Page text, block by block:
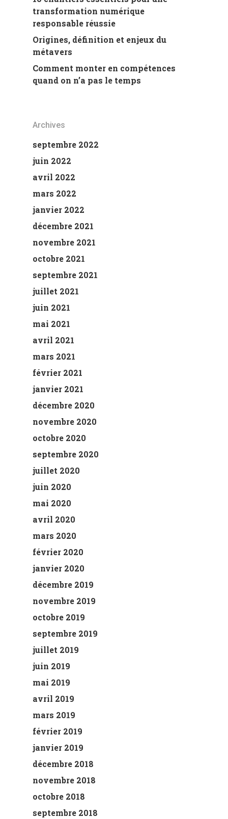
transformation numérique
responsable réussie
Origines, définition et enjeux du
métavers
Comment monter en compétences
quand on n’a pas le temps
Archives
septembre 2022
juin 2022
avril 2022
mars 2022
janvier 2022
décembre 2021
novembre 2021
octobre 2021
septembre 2021
juillet 2021
juin 2021
mai 2021
avril 2021
mars 2021
février 2021
janvier 2021
décembre 2020
novembre 2020
octobre 2020
septembre 2020
juillet 2020
juin 2020
mai 2020
avril 2020
mars 2020
février 2020
janvier 2020
décembre 2019
novembre 2019
octobre 2019
septembre 2019
juillet 2019
juin 2019
mai 2019
avril 2019
mars 2019
février 2019
janvier 2019
décembre 2018
novembre 2018
octobre 2018
septembre 2018